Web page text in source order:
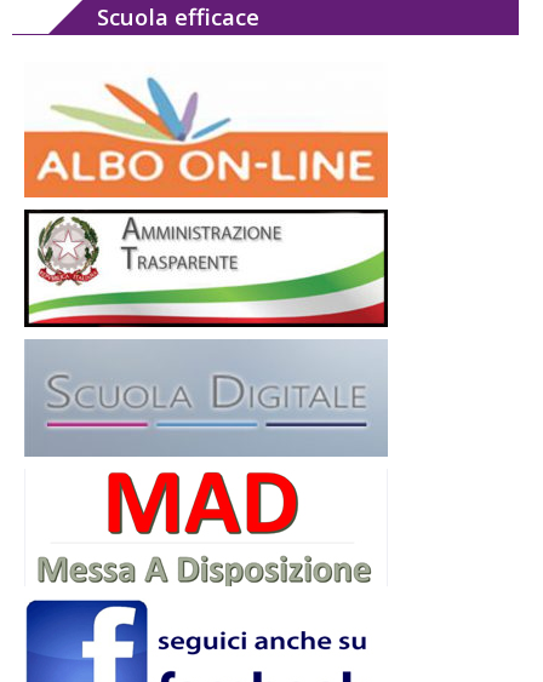
Scuola efficace